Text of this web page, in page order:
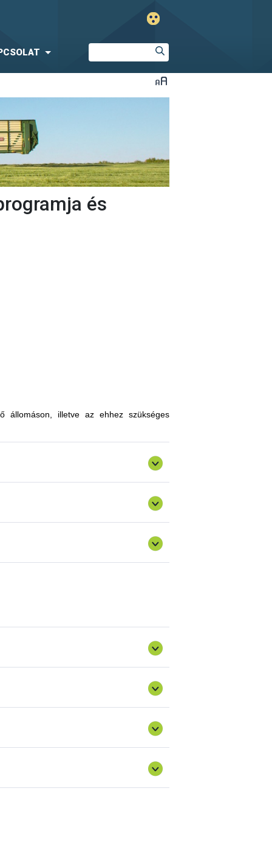
és
állomáson, illetve az ehhez szükséges
limitálhatóak a mezőgazdasági
kártevőkkel szembeni ellenálló
a hagyományostól eltérő jellegű tudás
gazdagodhatnak, a fajtahasználaton
innovatív ismereteket, növénykultúrákat
csökkenthetik a szennyezőanyag
alkalmas fajták vizsgálata